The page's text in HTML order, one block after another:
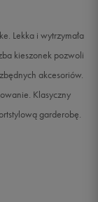
Lekka i wytrzymała
kieszonek pozwoli
akcesoriów.
Klasyczny
garderobę.